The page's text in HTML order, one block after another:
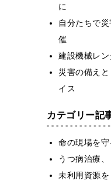
に
自分たちで
催
建設機械レ
災害の備え
イス
カテゴリー記
命の現場を
うつ病治療
未利用資源